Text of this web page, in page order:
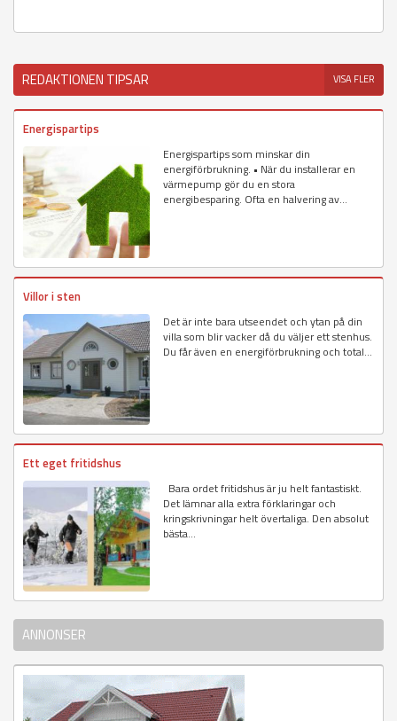
REDAKTIONEN TIPSAR VISA FLER
Energispartips
Energispartips som minskar din
energiförbrukning. • När du installerar en
värmepump gör du en stora
energibesparing. Ofta en halvering av...
Villor i sten
Det är inte bara utseendet och ytan på din
villa som blir vacker då du väljer ett stenhus.
Du får även en energiförbrukning och total...
Ett eget fritidshus
Bara ordet fritidshus är ju helt fantastiskt.
Det lämnar alla extra förklaringar och
kringskrivningar helt övertaliga. Den absolut
bästa...
ANNONSER